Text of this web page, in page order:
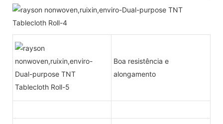
Boa resistência e
alongamento